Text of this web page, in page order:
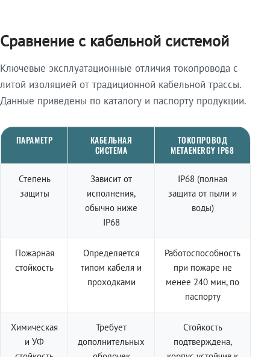
Сравнение с кабельной системой
Ключевые эксплуатационные отличия токопровода с
литой изоляцией от традиционной кабельной трассы.
Данные приведены по каталогу и паспорту продукции.
ПАРАМЕТР
КАБЕЛЬНАЯ
СИСТЕМА
ТОКОПРОВОД
METAENERGY IP68
Степень
защиты
Зависит от
исполнения,
обычно ниже
IP68
IP68 (полная
защита от пыли и
воды)
Пожарная
стойкость
Определяется
типом кабеля и
проходками
Работоспособность
при пожаре не
менее 240 мин, по
паспорту
Химическая
и УФ
Требует
дополнительных
Стойкость
подтверждена,